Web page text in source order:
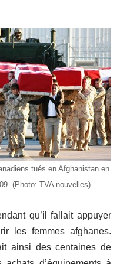
tués en Afghanistan en
(Photo: TVA nouvelles)
qu’il fallait appuyer
les femmes afghanes.
ainsi des centaines de